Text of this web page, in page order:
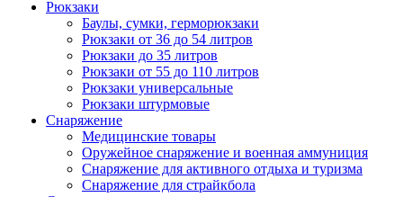
Рюкзаки
Баулы, сумки, герморюкзаки
Рюкзаки от 36 до 54 литров
Рюкзаки до 35 литров
Рюкзаки от 55 до 110 литров
Рюкзаки универсальные
Рюкзаки штурмовые
Снаряжение
Медицинские товары
Оружейное снаряжение и военная аммуниция
Снаряжение для активного отдыха и туризма
Снаряжение для страйкбола